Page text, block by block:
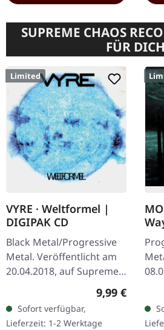
SUPREME CHAOS
FÜR DICH
Limited
VYRE · Weltformel |
DIGIPAK CD
Black Metal/Progressive
Metal. Veröffentlicht am
20.04.2018, auf Supreme
Chaos Records. Limitierte
Erstauflage als CD im
DigiPak. Schnall Dich an,…
Regulärer
9,99 €
Sofort verfügbar,
Lieferzeit: 1-2 Werktage
12-